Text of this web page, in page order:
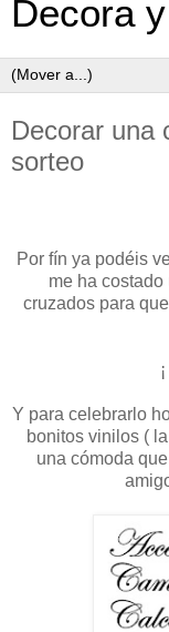
Decora
Decorar una
sorteo
Por fín ya podéis
me ha
cruzados para
Y para celebrarlo
bonitos vinilos (
una cómoda